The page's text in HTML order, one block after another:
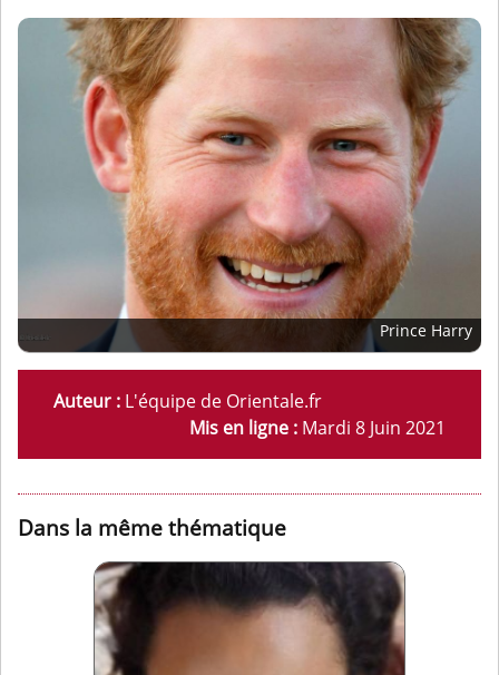
Prince Harry
Auteur : L'équipe de Orientale.fr
Mis en ligne : Mardi 8 Juin 2021
Dans la même thématique